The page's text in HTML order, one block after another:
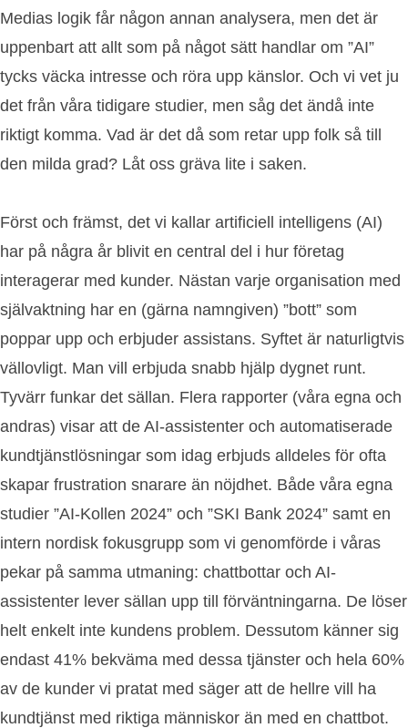
Medias logik får någon annan analysera, men det är
uppenbart att allt som på något sätt handlar om ”AI”
tycks väcka intresse och röra upp känslor. Och vi vet ju
det från våra tidigare studier, men såg det ändå inte
riktigt komma. Vad är det då som retar upp folk så till
den milda grad? Låt oss gräva lite i saken.
Först och främst, det vi kallar artificiell intelligens (AI)
har på några år blivit en central del i hur företag
interagerar med kunder. Nästan varje organisation med
självaktning har en (gärna namngiven) ”bott” som
poppar upp och erbjuder assistans. Syftet är naturligtvis
vällovligt. Man vill erbjuda snabb hjälp dygnet runt.
Tyvärr funkar det sällan. Flera rapporter (våra egna och
andras) visar att de AI-assistenter och automatiserade
kundtjänstlösningar som idag erbjuds alldeles för ofta
skapar frustration snarare än nöjdhet. Både våra egna
studier ”AI-Kollen 2024” och ”SKI Bank 2024” samt en
intern nordisk fokusgrupp som vi genomförde i våras
pekar på samma utmaning: chattbottar och AI-
assistenter lever sällan upp till förväntningarna. De löser
helt enkelt inte kundens problem. Dessutom känner sig
endast 41% bekväma med dessa tjänster och hela 60%
av de kunder vi pratat med säger att de hellre vill ha
kundtjänst med riktiga människor än med en chattbot.